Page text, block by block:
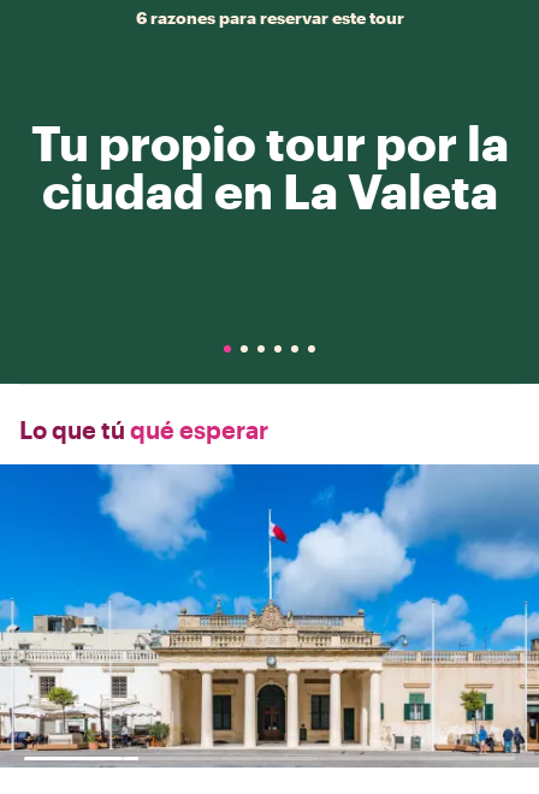
6 razones para reservar este tour
Tu propio tour por la
ciudad en La Valeta
Lo que tú qué esperar